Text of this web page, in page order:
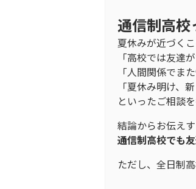
通信制高校
夏休みが近づく
「高校では友達
「人間関係でま
「夏休み明け、
といったご相談
結論からお伝えす
通信制高校でも
ただし、全日制